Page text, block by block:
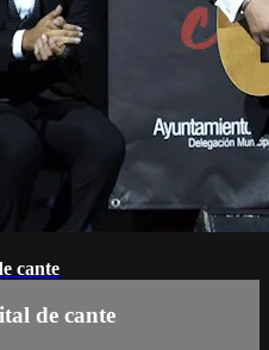
cante
de cante